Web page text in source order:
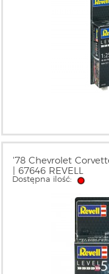
'78 Chevrolet
| 67646 REVELL
Dostępna ilość: